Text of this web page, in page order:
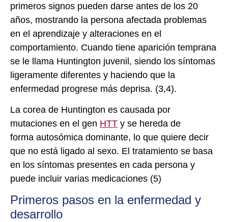
primeros signos pueden darse antes de los 20
años, mostrando la persona afectada problemas
en el aprendizaje y alteraciones en el
comportamiento. Cuando tiene aparición temprana
se le llama Huntington juvenil, siendo los síntomas
ligeramente diferentes y haciendo que la
enfermedad progrese más deprisa. (3,4).
La corea de Huntington es causada por
mutaciones en el gen HTT y se hereda de
forma autosómica dominante, lo que quiere decir
que no está ligado al sexo. El tratamiento se basa
en los síntomas presentes en cada persona y
puede incluir varias medicaciones (5)
Primeros pasos en la enfermedad y
desarrollo